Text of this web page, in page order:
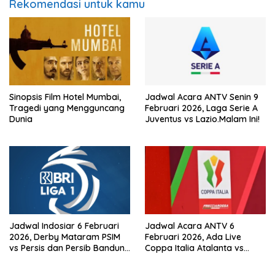
Rekomendasi untuk kamu
Sinopsis Film Hotel Mumbai,
Tragedi yang Mengguncang
Dunia
Jadwal Acara ANTV Senin 9
Februari 2026, Laga Serie A
Juventus vs Lazio.Malam Ini!
Jadwal Indosiar 6 Februari
2026, Derby Mataram PSIM
vs Persis dan Persib Bandung
Jadwal Acara ANTV 6
Februari 2026, Ada Live
Coppa Italia Atalanta vs